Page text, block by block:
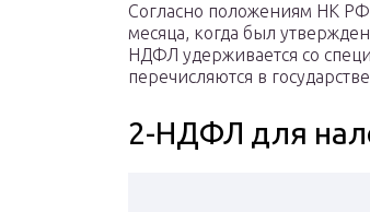
Согласно положениям НК РФ,
месяца, когда был
НДФЛ удерживается со
перечисляются в
2-НДФЛ для